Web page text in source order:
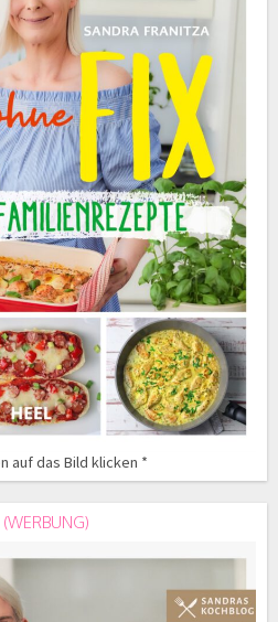
auf das Bild klicken *
(WERBUNG)